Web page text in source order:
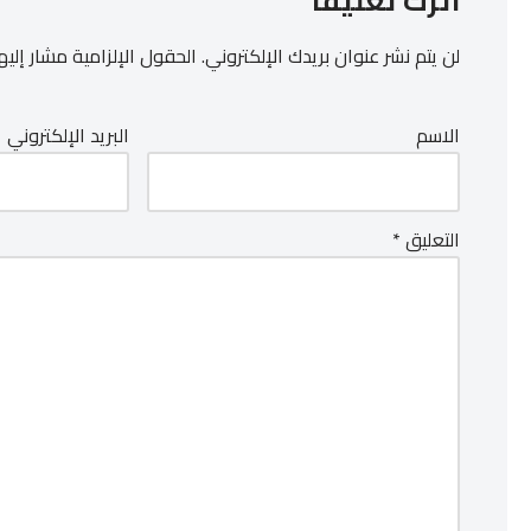
لن يتم نشر عنوان بريدك الإلكتروني.الحقول الإلزامية مشار
الاسم البريد الإلكتروني
التعليق*